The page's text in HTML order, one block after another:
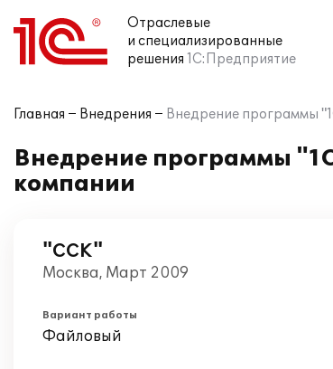
Отраслевые
и специализированные
решения 1С:Предприятие
Главная Внедрения Внедрение программы
Внедрение программы
компании
"ССК"
Москва, Март 2009
Вариант работы
Файловый